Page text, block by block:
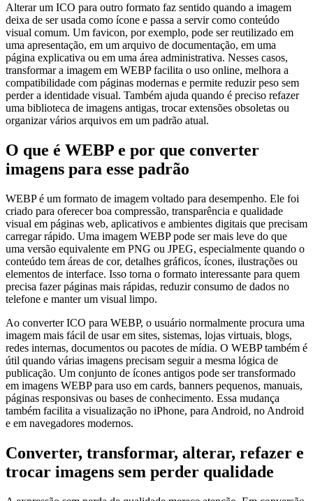
Alterar um ICO para outro formato faz sentido quando a imagem
deixa de ser usada como ícone e passa a servir como conteúdo
visual comum. Um favicon, por exemplo, pode ser reutilizado em
uma apresentação, em um arquivo de documentação, em uma
página explicativa ou em uma área administrativa. Nesses casos,
transformar a imagem em WEBP facilita o uso online, melhora a
compatibilidade com páginas modernas e permite reduzir peso sem
perder a identidade visual. Também ajuda quando é preciso refazer
uma biblioteca de imagens antigas, trocar extensões obsoletas ou
organizar vários arquivos em um padrão atual.
O que é WEBP e por que converter
imagens para esse padrão
WEBP é um formato de imagem voltado para desempenho. Ele foi
criado para oferecer boa compressão, transparência e qualidade
visual em páginas web, aplicativos e ambientes digitais que precisam
carregar rápido. Uma imagem WEBP pode ser mais leve do que
uma versão equivalente em PNG ou JPEG, especialmente quando o
conteúdo tem áreas de cor, detalhes gráficos, ícones, ilustrações ou
elementos de interface. Isso torna o formato interessante para quem
precisa fazer páginas mais rápidas, reduzir consumo de dados no
telefone e manter um visual limpo.
Ao converter ICO para WEBP, o usuário normalmente procura uma
imagem mais fácil de usar em sites, sistemas, lojas virtuais, blogs,
redes internas, documentos ou pacotes de mídia. O WEBP também é
útil quando várias imagens precisam seguir a mesma lógica de
publicação. Um conjunto de ícones antigos pode ser transformado
em imagens WEBP para uso em cards, banners pequenos, manuais,
páginas responsivas ou bases de conhecimento. Essa mudança
também facilita a visualização no iPhone, para Android, no Android
e em navegadores modernos.
Converter, transformar, alterar, refazer e
trocar imagens sem perder qualidade